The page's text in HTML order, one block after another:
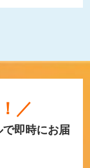
／
即時にお届